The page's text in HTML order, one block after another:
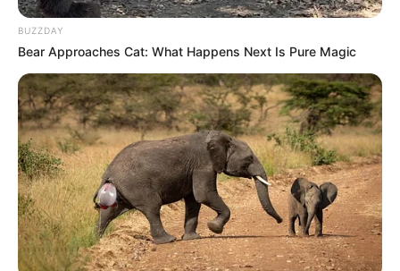
8 Kata Lucu Seputar Malam
Minggu ala Jomblo yang Bikin
Ngenes
BUZZDAY
Bear Approaches Cat: What Happens Next Is Pure Magic